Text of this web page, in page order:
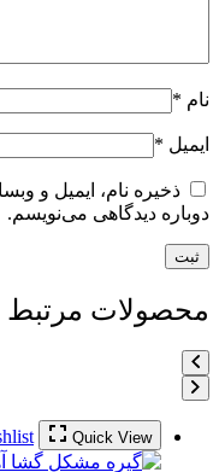
نام *
ایمیل *
ذخیره نام، ایمیل و
دوباره دیدگاهی می‌نویسم.
محصولات مرتبط
Quick View